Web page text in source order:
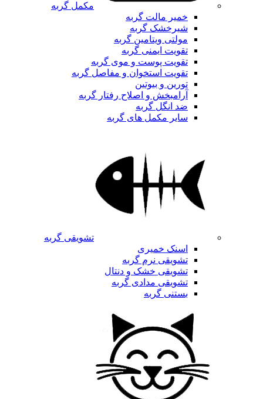
مکمل گربه
خمیر مالت گربه
شیرخشک گربه
مولتی ویتامین گربه
تقویت ایمنی گربه
تقویت پوست و موی گربه
تقویت استخوان و مفاصل گربه
تورین و بیوتین
آرامبخش و اصلاح رفتار گربه
ضد انگل گربه
سایر مکمل های گربه
تشویقی گربه
اسنک خمیری
تشویقی نرم گربه
تشویقی خشک و دنتال
تشویقی مدادی گربه
بستنی گربه